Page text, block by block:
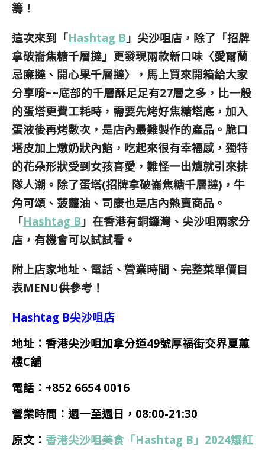
籌！
這次來到 「Hashtag B 」 尖沙咀店，除了「招牌
拿破崙焦糖千層撻」更發現兩款新口味〈愛爾蘭
忌廉撻、開心果千層撻〉，馬上買來開箱給大家
分享唷~~底部的千層酥足足有27層之多，比一般
的蛋塔更費工耗時，需要先烤好焦糖塔底，加入
蛋液後再烤數次，是店內最難製作的產品。脆口
塔皮加上燉奶狀內餡，吃起來很有幸福感， 獨特
的花朵形狀受到女孩喜愛，難怪一出爐就引來排
隊人潮。除了蛋塔(招牌拿破崙焦糖千層撻)，牛
角可頌、菠蘿油、司康也是店內熱賣商品。
「Hashtag B 」在香港有銅鑼灣、尖沙咀兩家分
店，有機會可以試試看。
附上店家地址、電話、營業時間、完整菜單價目
表MENU供參考！
Hashtag B尖沙咀店
地址：香港尖沙咀加拿分道49號厚福街交界夏蕙
樓C舖
電話： +852 6654 0016
營業時間： 週一至週日 ，08:00-21:30
原文： 香港尖沙咀美食「Hashtag B」2024爆紅